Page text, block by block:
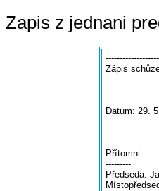
Zapis z jednani
Zápis
Datum: 29.
Přítomni:
---------
Předseda: